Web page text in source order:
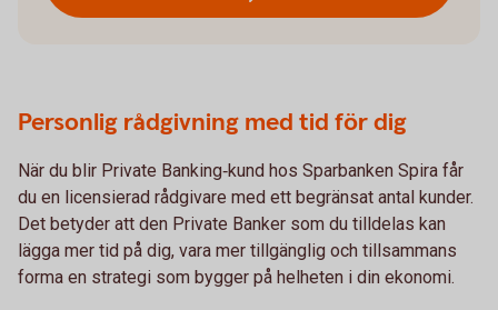
Personlig rådgivning med tid för dig
När du blir Private Banking‑kund hos Sparbanken Spira får
du en licensierad rådgivare med ett begränsat antal kunder.
Det betyder att den Private Banker som du tilldelas kan
lägga mer tid på dig, vara mer tillgänglig och tillsammans
forma en strategi som bygger på helheten i din ekonomi.